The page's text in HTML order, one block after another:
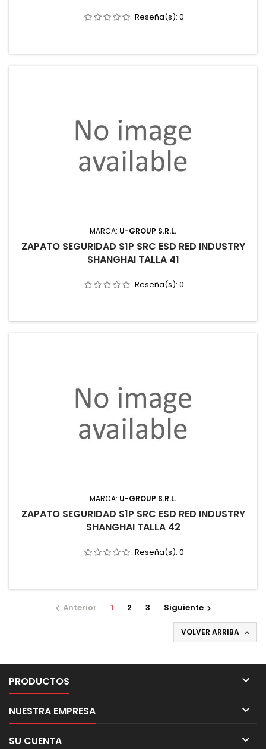
Reseña(s): 0
MARCA: U-GROUP S.R.L.
ZAPATO SEGURIDAD S1P SRC ESD RED INDUSTRY
SHANGHAI TALLA 41
Reseña(s): 0
MARCA: U-GROUP S.R.L.
ZAPATO SEGURIDAD S1P SRC ESD RED INDUSTRY
SHANGHAI TALLA 42
Reseña(s): 0
 Anterior 1 2 3 Siguiente
VOLVER ARRIBA 
PRODUCTOS 
NUESTRA EMPRESA 
SU CUENTA 